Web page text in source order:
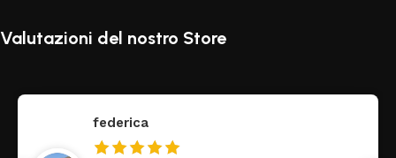
Valutazioni del nostro Store
federica